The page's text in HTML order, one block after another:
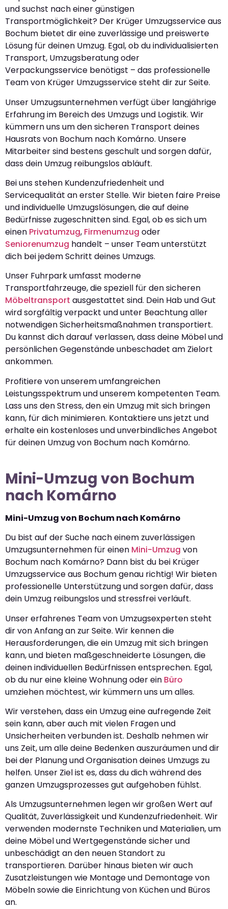
und suchst nach einer günstigen
Transportmöglichkeit? Der Krüger Umzugsservice aus
Bochum bietet dir eine zuverlässige und preiswerte
Lösung für deinen Umzug. Egal, ob du individualisierten
Transport, Umzugsberatung oder
Verpackungsservice benötigst – das professionelle
Team von Krüger Umzugsservice steht dir zur Seite.
Unser Umzugsunternehmen verfügt über langjährige
Erfahrung im Bereich des Umzugs und Logistik. Wir
kümmern uns um den sicheren Transport deines
Hausrats von Bochum nach Komárno. Unsere
Mitarbeiter sind bestens geschult und sorgen dafür,
dass dein Umzug reibungslos abläuft.
Bei uns stehen Kundenzufriedenheit und
Servicequalität an erster Stelle. Wir bieten faire Preise
und individuelle Umzugslösungen, die auf deine
Bedürfnisse zugeschnitten sind. Egal, ob es sich um
einen Privatumzug, Firmenumzug oder
Seniorenumzug handelt – unser Team unterstützt
dich bei jedem Schritt deines Umzugs.
Unser Fuhrpark umfasst moderne
Transportfahrzeuge, die speziell für den sicheren
Möbeltransport ausgestattet sind. Dein Hab und Gut
wird sorgfältig verpackt und unter Beachtung aller
notwendigen Sicherheitsmaßnahmen transportiert.
Du kannst dich darauf verlassen, dass deine Möbel und
persönlichen Gegenstände unbeschadet am Zielort
ankommen.
Profitiere von unserem umfangreichen
Leistungsspektrum und unserem kompetenten Team.
Lass uns den Stress, den ein Umzug mit sich bringen
kann, für dich minimieren. Kontaktiere uns jetzt und
erhalte ein kostenloses und unverbindliches Angebot
für deinen Umzug von Bochum nach Komárno.
Mini-Umzug von Bochum
nach Komárno
Mini-Umzug von Bochum nach Komárno
Du bist auf der Suche nach einem zuverlässigen
Umzugsunternehmen für einen Mini-Umzug von
Bochum nach Komárno? Dann bist du bei Krüger
Umzugsservice aus Bochum genau richtig! Wir bieten
professionelle Unterstützung und sorgen dafür, dass
dein Umzug reibungslos und stressfrei verläuft.
Unser erfahrenes Team von Umzugsexperten steht
dir von Anfang an zur Seite. Wir kennen die
Herausforderungen, die ein Umzug mit sich bringen
kann, und bieten maßgeschneiderte Lösungen, die
deinen individuellen Bedürfnissen entsprechen. Egal,
ob du nur eine kleine Wohnung oder ein Büro
umziehen möchtest, wir kümmern uns um alles.
Wir verstehen, dass ein Umzug eine aufregende Zeit
sein kann, aber auch mit vielen Fragen und
Unsicherheiten verbunden ist. Deshalb nehmen wir
uns Zeit, um alle deine Bedenken auszuräumen und dir
bei der Planung und Organisation deines Umzugs zu
helfen. Unser Ziel ist es, dass du dich während des
ganzen Umzugsprozesses gut aufgehoben fühlst.
Als Umzugsunternehmen legen wir großen Wert auf
Qualität, Zuverlässigkeit und Kundenzufriedenheit. Wir
verwenden modernste Techniken und Materialien, um
deine Möbel und Wertgegenstände sicher und
unbeschädigt an den neuen Standort zu
transportieren. Darüber hinaus bieten wir auch
Zusatzleistungen wie Montage und Demontage von
Möbeln sowie die Einrichtung von Küchen und Büros
an.